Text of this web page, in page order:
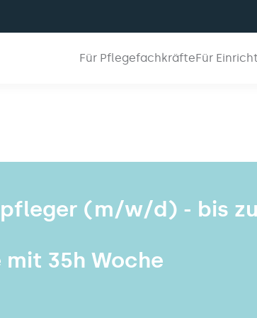
Für PflegefachkräfteFür
(m/w/d) - bis zu
35h Woche